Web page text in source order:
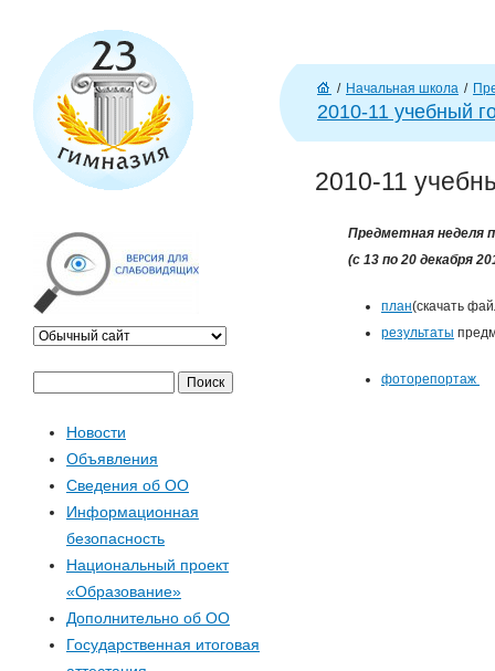
Г
л
н
/ Начальная школа /
2010-11 учебный
2010-11
Предметная неделя
(с 13 по 20 декабря
план(скачать
результаты
фоторепортаж
Ф
Новости
Объявления
Сведения об ОО
Информационная
безопасность
Национальный проект
«Образование»
Дополнительно об ОО
Государственная итоговая